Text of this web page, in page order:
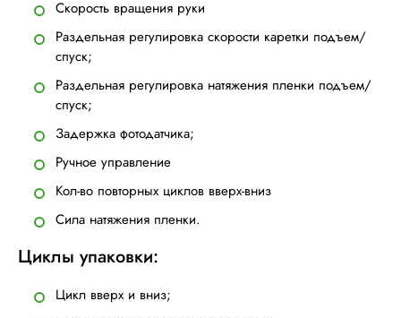
Скорость вращения руки
Раздельная регулировка скорости каретки подъем/
спуск;
Раздельная регулировка натяжения пленки подъем/
спуск;
Задержка фотодатчика;
Ручное управление
Кол-во повторных циклов вверх-вниз
Сила натяжения пленки.
Циклы упаковки:
Цикл вверх и вниз;